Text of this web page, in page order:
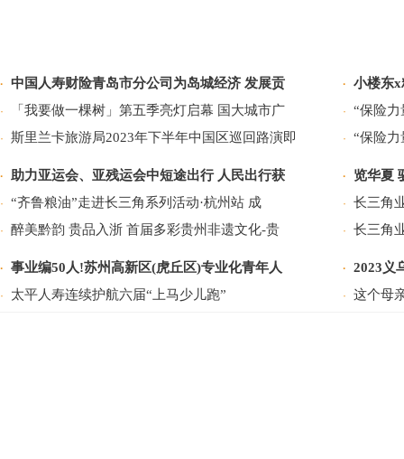
· 中国人寿财险青岛市分公司为岛城经济 发展贡
· 「我要做一棵树」第五季亮灯启幕 国大城市广
· 斯里兰卡旅游局2023年下半年中国区巡回路演即
· 助力亚运会、亚残运会中短途出行 人民出行获
· “齐鲁粮油”走进长三角系列活动·杭州站 成
· 醉美黔韵 贵品入浙 首届多彩贵州非遗文化-贵
· 事业编50人!苏州高新区(虎丘区)专业化青年人
· 太平人寿连续护航六届“上马少儿跑”
· 小楼东
· “保险
· “保险
· 览华夏
· 长三角
· 长三角
· 2023义
· 这个母